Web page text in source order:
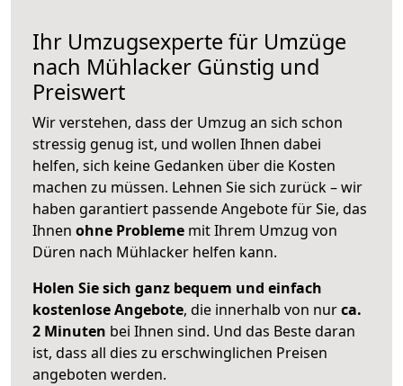
Ihr Umzugsexperte für Umzüge
nach Mühlacker Günstig und
Preiswert
Wir verstehen, dass der Umzug an sich schon
stressig genug ist, und wollen Ihnen dabei
helfen, sich keine Gedanken über die Kosten
machen zu müssen. Lehnen Sie sich zurück – wir
haben garantiert passende Angebote für Sie, das
Ihnen ohne Probleme mit Ihrem Umzug von
Düren nach Mühlacker helfen kann.
Holen Sie sich ganz bequem und einfach
kostenlose Angebote, die innerhalb von nurca.
2 Minuten bei Ihnen sind. Und das Beste daran
ist, dass all dies zu erschwinglichen Preisen
angeboten werden.